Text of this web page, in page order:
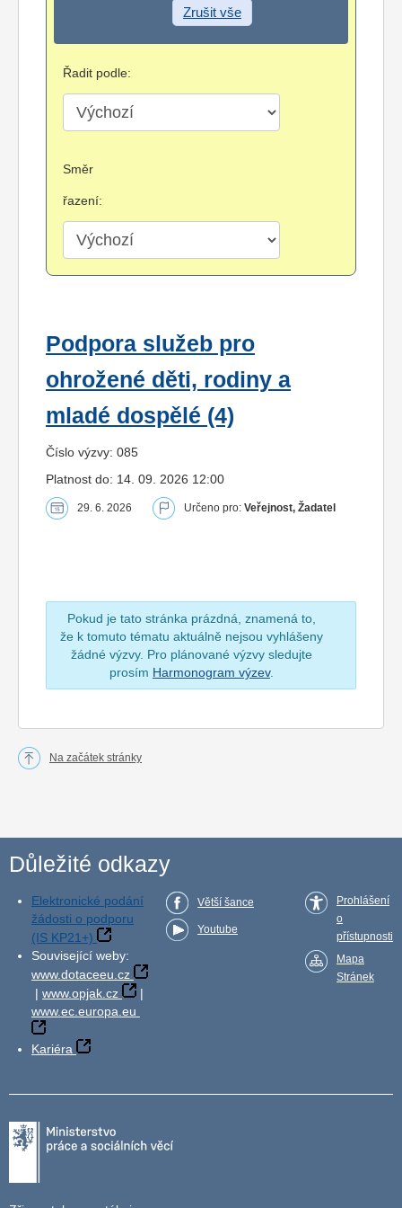
Zrušit vše
Řadit podle:
Směr
řazení:
Podpora služeb pro
ohrožené děti, rodiny a
mladé dospělé (4)
Číslo výzvy: 085
Platnost do: 14. 09. 2026 12:00
29. 6. 2026 Určeno pro: Veřejnost, Žadatel
Pokud je tato stránka prázdná, znamená to,
že k tomuto tématu aktuálně nejsou vyhlášeny
žádné výzvy. Pro plánované výzvy sledujte
prosím Harmonogram výzev.
Na začátek stránky
Důležité odkazy
Elektronické podání
žádosti o podporu
(IS KP21+)
Související weby:
www.dotaceeu.cz
| www.opjak.cz
|
www.ec.europa.eu
Kariéra
Větší šance
Youtube
Prohlášení
o
přístupnosti
Mapa
Stránek